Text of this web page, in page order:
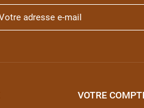
VOTRE